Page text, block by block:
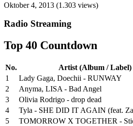
Oktober 4, 2013 (1.303 views)
Radio Streaming
Top 40 Countdown
No.
Artist (Album / Label)
1
Lady Gaga, Doechii - RUNWAY
2
Anyma, LISA - Bad Angel
3
Olivia Rodrigo - drop dead
4
Tyla - SHE DID IT AGAIN (feat.
5
TOMORROW X TOGETHER -